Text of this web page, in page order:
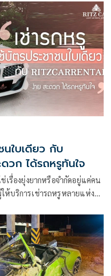
นใบเดียว กับ
วก ได้รถหรูทันใจ
เรื่องยุ่งยากหรือจำกัดอยู่แค่คน
ห้บริการเช่ารถหรูหลายแห่งที่